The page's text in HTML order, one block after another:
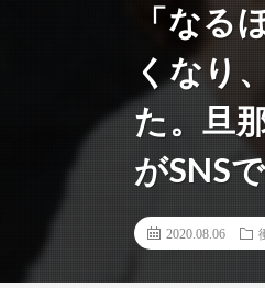
「なる
くなり
た。旦
がSNS
2020.08.06